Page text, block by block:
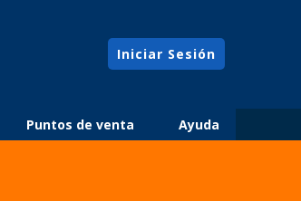
Iniciar Sesión
Puntos de venta Ayuda